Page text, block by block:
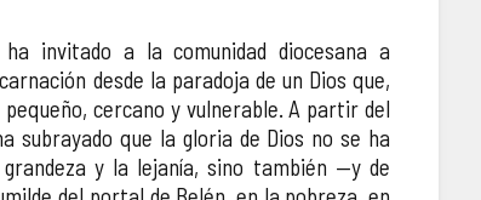
invitado a la comunidad diocesana a
desde la paradoja de un Dios que,
cercano y vulnerable. A partir del
subrayado que la gloria de Dios no se ha
y la lejanía, sino también —y de